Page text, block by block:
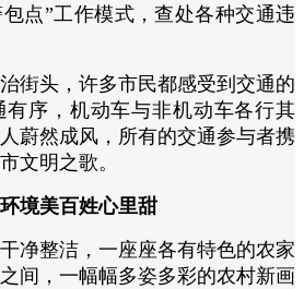
点”工作模式，查处各种交通违
头，许多市民都感受到交通的
序，机动车与非机动车各行其
蔚然成风，所有的交通参与者携
文明之歌。
境美百姓心里甜
整洁，一座座各有特色的农家
间，一幅幅多姿多彩的农村新画